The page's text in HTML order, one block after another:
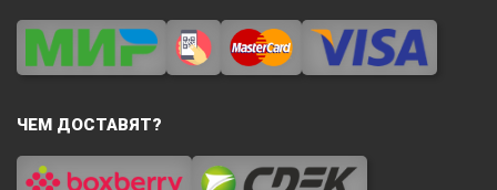
ЧЕМ ДОСТАВЯТ?